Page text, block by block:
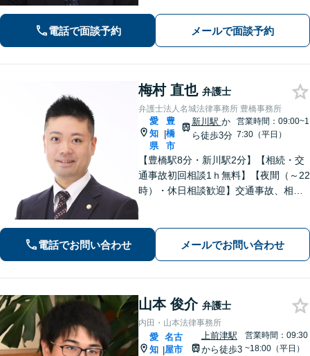
続きをサポート。話しやすい弁護士で
す。まずはお気軽にご相談を！
電話で面談予約 メールで面談予約
梅村 直也 弁護士
弁護士法人名城法律事務所 豊橋事務所
愛
知
県
|
豊
橋
市
新川駅 か
ら徒歩3分
営業時間：09:00~1
7:30（平日）
【豊橋駅8分・新川駅2分】【相続・交
通事故初回相談1ｈ無料】【夜間（～22
時）・休日相談歓迎】交通事故、相
誠心誠意取り組みます。少しでもお悩
みがあれば、お気軽にご相談くださ
電話でお問い合わせ メールでお問い合わせ
山本 俊介 弁護士
内田・山本法律事務所
愛
知 |
名古
屋市
上前津駅
から徒歩3
営業時間：09:30
~18:00（平日）